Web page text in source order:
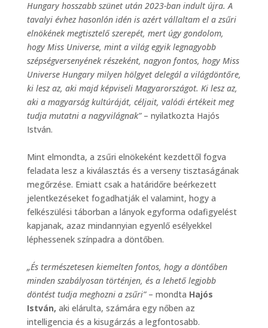
Hungary hosszabb szünet után 2023-ban indult újra. A
tavalyi évhez hasonlón idén is azért vállaltam el a zsűri
elnökének megtisztelő szerepét, mert úgy gondolom,
hogy Miss Universe, mint a világ egyik legnagyobb
szépségversenyének részeként, nagyon fontos, hogy Miss
Universe Hungary milyen hölgyet delegál a világdöntőre,
ki lesz az, aki majd képviseli Magyarországot. Ki lesz az,
aki a magyarság kultúráját, céljait, valódi értékeit meg
tudja mutatni a nagyvilágnak”– nyilatkozta Hajós
István.
Mint elmondta, a zsűri elnökeként kezdettől fogva
feladata lesz a kiválasztás és a verseny tisztaságának
megőrzése. Emiatt csak a határidőre beérkezett
jelentkezéseket fogadhatják el valamint, hogy a
felkészülési táborban a lányok egyforma odafigyelést
kapjanak, azaz mindannyian egyenlő esélyekkel
léphessenek színpadra a döntőben.
„És természetesen kiemelten fontos, hogy a döntőben
minden szabályosan történjen, és a lehető legjobb
döntést tudja meghozni a zsűri”– mondta Hajós
István, aki elárulta, számára egy nőben az
intelligencia és a kisugárzás a legfontosabb.